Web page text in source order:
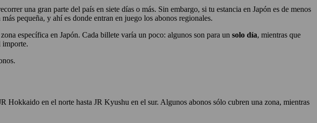
una gran parte del país en siete días o más. Sin embargo, si tu estancia en Japón es de menos
pequeña, y ahí es donde entran en juego los abonos regionales.
específica en Japón. Cada billete varía un poco: algunos son para un solo día, mientras que
importe.
Hokkaido en el norte hasta JR Kyushu en el sur. Algunos abonos sólo cubren una zona, mientras